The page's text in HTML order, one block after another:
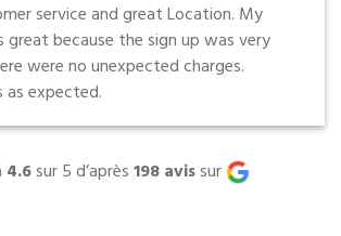
service and great Location. My
great because the sign up was very
were no unexpected charges.
as expected.
4.6sur 5 d’après198 avissur